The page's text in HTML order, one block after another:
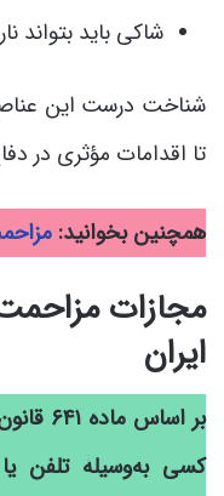
شاکی باید بتواند
شناخت درست این
تا اقدامات مؤثری در
همچنین بخوانید:
مجازات
ایران
بر
کسی به‌و‌سیلۀ تلفن